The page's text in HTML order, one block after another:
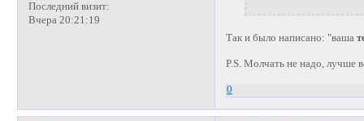
Последний визит:
Вчера 20:21:19
Так и было написано: "ваша
P.S. Молчать не надо, лучше
0